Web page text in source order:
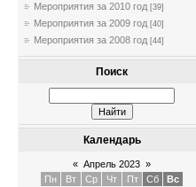
Мероприятия за 2010 год [39]
Мероприятия за 2009 год [40]
Мероприятия за 2008 год [44]
Поиск
Календарь
« Апрель 2023 »
Пн
Вт Ср Чт Пт Сб
Вс